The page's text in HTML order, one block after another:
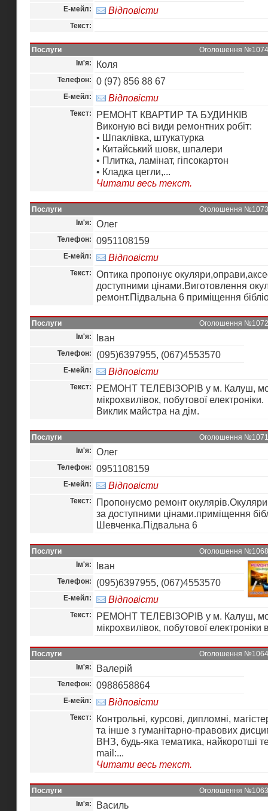
Е-мейл: Відповісти
Текст:
Послуги
Оголошення
Ім'я:
Коля
Телефон: 0 (97) 856 88 67
Е-мейл: Відповісти
Текст:
РЕМОНТ КВАРТИР ТА БУДИНКІВ
Виконую всі види ремонтних робіт:
• Шпаклівка, штукатурка
• Китайський шовк, шпалери
• Плитка, ламінат, гіпсокартон
• Кладка цегли,...
Читати весь текст.
Послуги
Оголошення
Ім'я:
Олег
Телефон: 0951108159
Е-мейл: Відповісти
Текст:
Оптика пропонує
доступними цінами.Виготовлення
ремонт.Підвальна 6 приміщення
Послуги
Оголошення
Ім'я:
Іван
Телефон: (095)6397955, (067)4553570
Е-мейл: Відповісти
Текст:
РЕМОНТ ТЕЛЕВІЗОРІВ у м. Калуш,
мікрохвилівок, побутової електроніки.
Виклик майстра на дім.
Послуги
Оголошення
Ім'я:
Олег
Телефон: 0951108159
Е-мейл: Відповісти
Текст:
Пропонуємо ремонт
за доступними цінами.приміщення
Шевченка.Підвальна 6
Послуги
Оголошення
Ім'я:
Іван
Телефон: (095)6397955, (067)4553570
Е-мейл: Відповісти
Текст:
РЕМОНТ ТЕЛЕВІЗОРІВ у м. Калуш,
мікрохвилівок, побутової електроніки
Послуги
Оголошення
Ім'я:
Валерій
Телефон: 0988658864
Е-мейл: Відповісти
Текст:
Контрольні, курсові, дипломні,
та інше з гуманітарно-правових
ВНЗ, будь-яка тематика, найкоротші
mail:...
Читати весь текст.
Послуги
Оголошення
Ім'я:
Василь